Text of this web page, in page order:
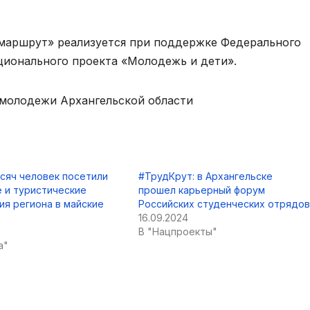
реализуется при поддержке Федерального
проекта «Молодежь и дети».
Архангельской области
человек посетили
и туристические
региона в майские
#ТрудКрут: в Архангельске
прошел карьерный форум
Российских студенческих отрядов
16.09.2024
В "Нацпроекты"